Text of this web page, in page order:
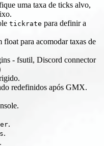
uma taxa de ticks alvo,
tickrate para definir a
float para acomodar taxas de
- fsutil, Discord connector
redefinidos após GMX.
.
.
.